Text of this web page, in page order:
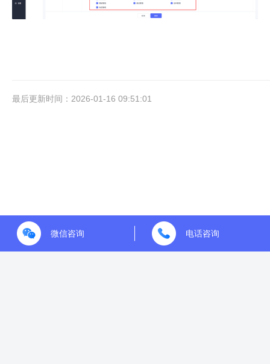
最后更新时间：2026-01-16 09:51:01
微信咨询 电话咨询